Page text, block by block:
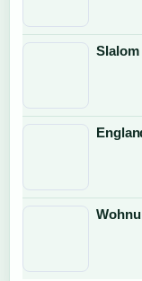
Slalom